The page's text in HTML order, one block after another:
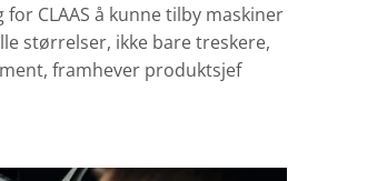
CLAAS å kunne tilby maskiner
størrelser, ikke bare treskere,
framhever produktsjef